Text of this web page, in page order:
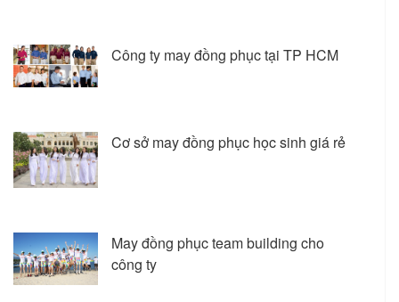
Công ty may đồng phục tại TP HCM
Cơ sở may đồng phục học sinh giá rẻ
May đồng phục team building cho
công ty